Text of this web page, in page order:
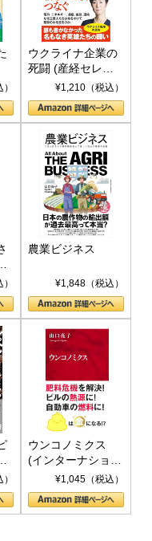
ウクライナ企業の
死闘 (産経セレク
ト S 039)¥1,210（税込）
農業ビジネス
¥1,848（税込）
ウンコノミクス
(インターナショナ
ル新書)¥1,045（税込）